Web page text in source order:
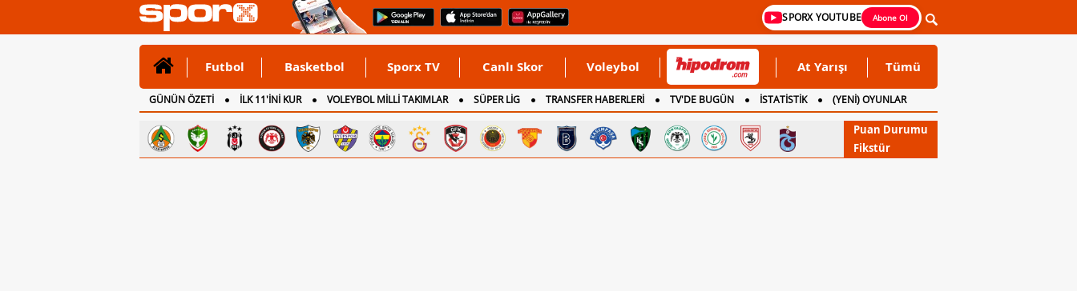
SPORX YOUTUBE Abone Ol
Futbol Basketbol Sporx TV Canlı Skor Voleybol At Yarışı Tümü
GÜNÜN ÖZETİ İLK 11'İNİ KUR VOLEYBOL MİLLİ TAKIMLAR SÜPER LİG TRANSFER HABERLERİ TV'DE BUGÜN İSTATİSTİK
(YENİ) OYUNLAR
CANLI ANLATIM
İNGİLTERE
Puan Durumu
Fikstür